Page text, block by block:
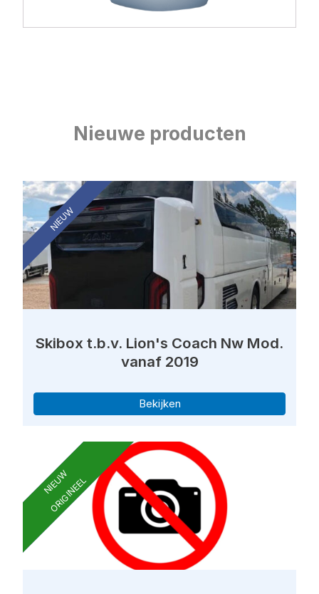
Nieuwe producten
NIEUW
Skibox t.b.v. Lion's Coach Nw Mod.
vanaf 2019
Bekijken
NIEUW
ORIGINEEL